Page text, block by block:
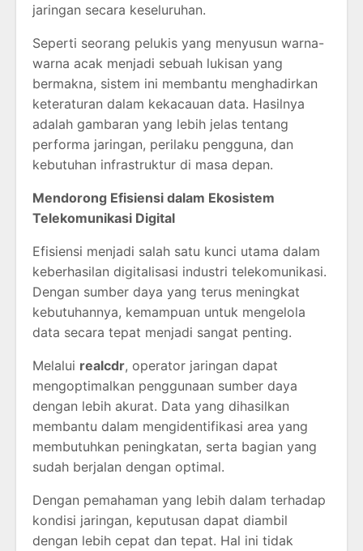
jaringan secara keseluruhan.
Seperti seorang pelukis yang menyusun warna-
warna acak menjadi sebuah lukisan yang
bermakna, sistem ini membantu menghadirkan
keteraturan dalam kekacauan data. Hasilnya
adalah gambaran yang lebih jelas tentang
performa jaringan, perilaku pengguna, dan
kebutuhan infrastruktur di masa depan.
Mendorong Efisiensi dalam Ekosistem
Telekomunikasi Digital
Efisiensi menjadi salah satu kunci utama dalam
keberhasilan digitalisasi industri telekomunikasi.
Dengan sumber daya yang terus meningkat
kebutuhannya, kemampuan untuk mengelola
data secara tepat menjadi sangat penting.
Melalui realcdr, operator jaringan dapat
mengoptimalkan penggunaan sumber daya
dengan lebih akurat. Data yang dihasilkan
membantu dalam mengidentifikasi area yang
membutuhkan peningkatan, serta bagian yang
sudah berjalan dengan optimal.
Dengan pemahaman yang lebih dalam terhadap
kondisi jaringan, keputusan dapat diambil
dengan lebih cepat dan tepat. Hal ini tidak